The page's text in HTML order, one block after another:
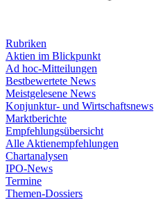
Rubriken
Aktien im Blickpunkt
Ad hoc-Mitteilungen
Bestbewertete News
Meistgelesene News
Konjunktur- und Wirtschaftsnews
Marktberichte
Empfehlungsübersicht
Alle Aktienempfehlungen
Chartanalysen
IPO-News
Termine
Themen-Dossiers